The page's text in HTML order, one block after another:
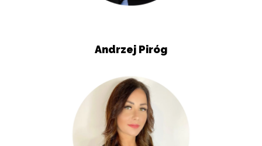
Andrzej Piróg